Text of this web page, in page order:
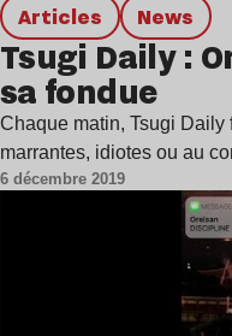
Articles news
Tsugi Daily :
sa fondue
Chaque matin, Tsugi
marrantes, idiotes ou au
6 décembre 2019